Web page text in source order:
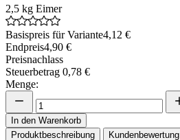
2,5 kg Eimer
Basispreis für Variante4,12 €
Endpreis4,90 €
Preisnachlass
Steuerbetrag 0,78 €
Menge:
In den Warenkorb
Produktbeschreibung
Kundenbewertung